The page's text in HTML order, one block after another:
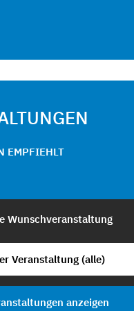
EMPFIEHLT
Wunschveranstaltung
Veranstaltung (alle)
anzeigen